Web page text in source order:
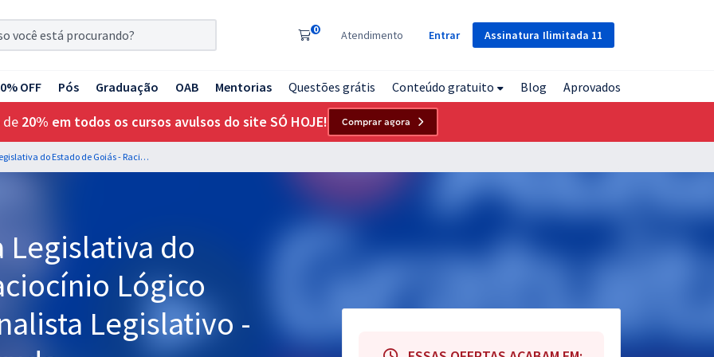
Assinatura Ilimitada 11
0 Atendimento Entrar
OFF Pós Graduação OAB Mentorias Questões grátis Conteúdo gratuito Blog Aprovados
de 20% em todos os cursos avulsos do site SÓ HOJE! Comprar agora
ALEGO - Assembleia Legislativa do Estado de Goiás - Raciocínio Lógico para os Cargos de Analista Legislativo - Professor: André Arruda
Legislativa do
Lógico
Legislativo -